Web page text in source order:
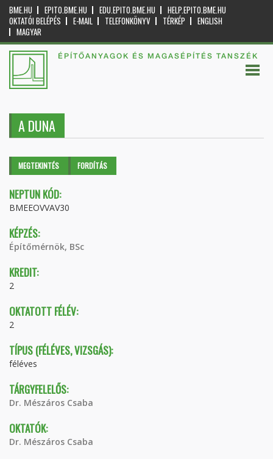
BME.HU EPITO.BME.HU EDU.EPITO.BME.HU
HELP.EPITO.BME.HU
OKTATÓI BELÉPÉS
E-MAIL TELEFONKÖNYV TÉRKÉP
ENGLISH
MAGYAR
ÉPÍTŐANYAGOK ÉS MAGASÉPÍTÉS TANSZÉK
A DUNA
Elsődleges fülek
MEGTEKINTÉS (AKTÍVFORDÍTÁS
NEPTUN KÓD:
BMEEOVVAV30
KÉPZÉS:
Építőmérnök, BSc
KREDIT:
2
OKTATOTT FÉLÉV:
2
TÍPUS (FÉLÉVES, VIZSGÁS):
féléves
TÁRGYFELELŐS:
Dr. Mészáros Csaba
OKTATÓK:
Dr. Mészáros Csaba